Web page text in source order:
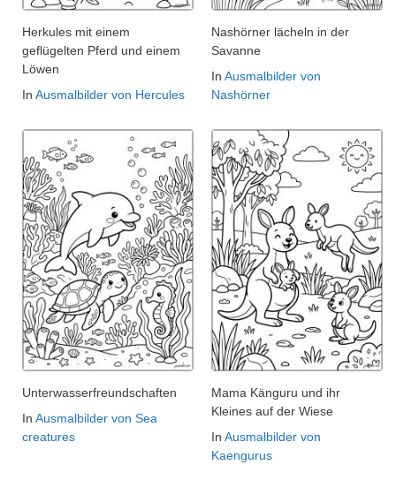
Herkules mit einem
geflügelten Pferd und einem
Löwen
In Ausmalbilder von Hercules
Nashörner lächeln in der
Savanne
In Ausmalbilder von
Nashörner
Unterwasserfreundschaften
In Ausmalbilder von Sea
creatures
Mama Känguru und ihr
Kleines auf der Wiese
In Ausmalbilder von
Kaengurus